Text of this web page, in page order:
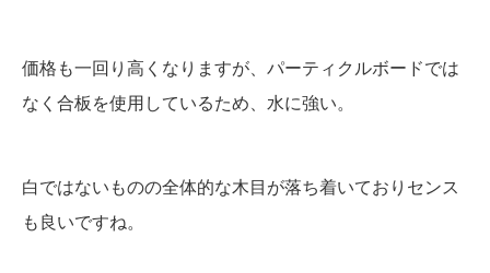
価格も一回り高くなりますが、パーティクルボードでは
なく合板を使用しているため、水に強い。
白ではないものの全体的な木目が落ち着いておりセンス
も良いですね。